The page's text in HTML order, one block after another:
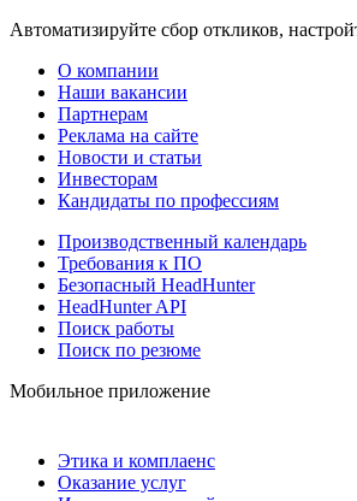
Автоматизируйте сбор откликов,
О компании
Наши вакансии
Партнерам
Реклама на сайте
Новости и статьи
Инвесторам
Кандидаты по профессиям
Производственный календарь
Требования к ПО
Безопасный HeadHunter
HeadHunter API
Поиск работы
Поиск по резюме
Мобильное приложение
Этика и комплаенс
Оказание услуг